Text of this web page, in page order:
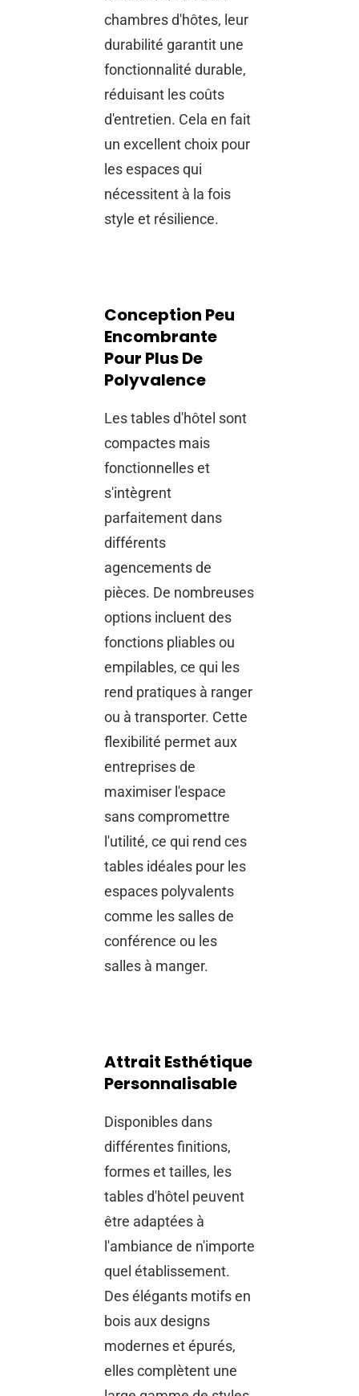
chambres d'hôtes, leur
durabilité garantit une
fonctionnalité durable,
réduisant les coûts
d'entretien. Cela en fait
un excellent choix pour
les espaces qui
nécessitent à la fois
style et résilience.
Conception Peu
Encombrante
Pour Plus De
Polyvalence
Les tables d'hôtel sont
compactes mais
fonctionnelles et
s'intègrent
parfaitement dans
différents
agencements de
pièces. De nombreuses
options incluent des
fonctions pliables ou
empilables, ce qui les
rend pratiques à ranger
ou à transporter. Cette
flexibilité permet aux
entreprises de
maximiser l'espace
sans compromettre
l'utilité, ce qui rend ces
tables idéales pour les
espaces polyvalents
comme les salles de
conférence ou les
salles à manger.
Attrait Esthétique
Personnalisable
Disponibles dans
différentes finitions,
formes et tailles, les
tables d'hôtel peuvent
être adaptées à
l'ambiance de n'importe
quel établissement.
Des élégants motifs en
bois aux designs
modernes et épurés,
elles complètent une